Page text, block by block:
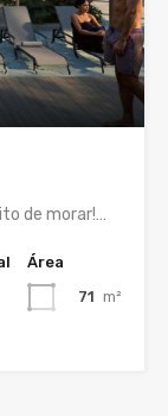
de morar!…
Área
71 m²